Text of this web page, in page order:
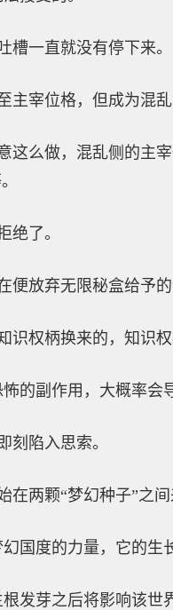
槽一直就没有停下来。
主宰位格，但成为混
这么做，混乱侧的主
绝了。
便放弃无限秘盒给予的
识权柄换来的，知识
的副作用，大概率
刻陷入思索。
在两颗“梦幻种子”之
国度的力量，它的
发芽之后将影响该